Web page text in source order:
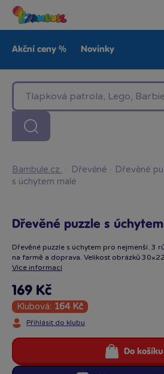
Akční ceny % Novinky
LEGO®
Baby Značky
Bambule.cz · Dřevěné · Dřevěné
s úchytem malé
Dřevěné puzzle s
Dřevěné puzzle s úchytem pro nejmenší. 3
na farmě a doprava. Velikost obrázků
Více informací
169 Kč
Klubová: 164 Kč
Přihlásit do klubu
Do košíku